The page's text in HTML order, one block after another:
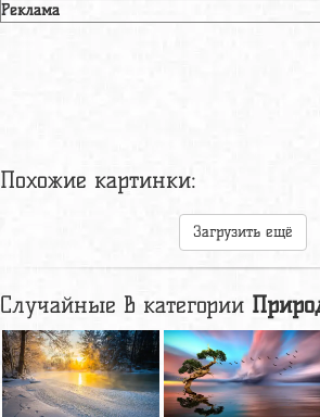
Реклама
Похожие картинки:
Загрузить ещё
Случайные в категории